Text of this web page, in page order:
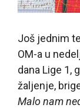
Još jednim
OM-a u
dana Lige 1,
žaljenje,
Malo nam